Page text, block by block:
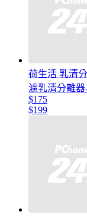
荷生活 乳清
濾乳清分離
$175
$199